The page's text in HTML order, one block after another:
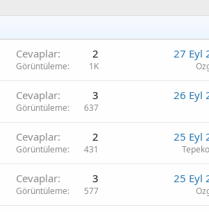
Cevaplar 2
Görüntüleme 1K
27 Eyl
Cevaplar 3
Görüntüleme 637
26 Eyl
Cevaplar 2
Görüntüleme 431
25 Eyl
Cevaplar 3
Görüntüleme 577
25 Eyl